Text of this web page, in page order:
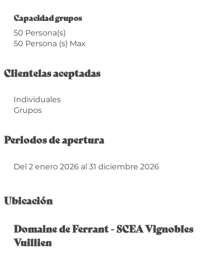
Capacidad grupos
Capacidad grupos
50 Persona(s)
50 Persona (s) Max
Clientelas aceptadas
Individuales
Grupos
Periodos de apertura
Del 2 enero 2026 al 31 diciembre 2026
Ubicación
Domaine de Ferrant - SCEA Vignobles
Vuillien